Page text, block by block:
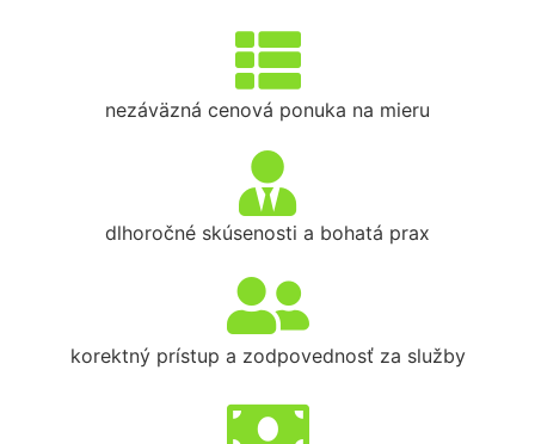
nezáväzná cenová ponuka na mieru
dlhoročné skúsenosti a bohatá prax
korektný prístup a zodpovednosť za služby